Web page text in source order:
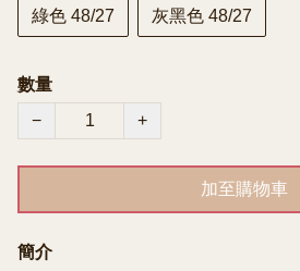
綠色 48/27 灰黑色 48/27
數量
−
+
加至購物車
簡介